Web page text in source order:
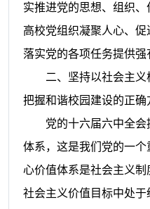
实推进党的思想、组织
高校党组织凝聚人心、
落实党的各项任务提供强
二、坚持以社会主
把握和谐校园建设的正确
党的十六届六中全
体系，这是我们党的一
心价值体系是社会主义
社会主义价值目标中处